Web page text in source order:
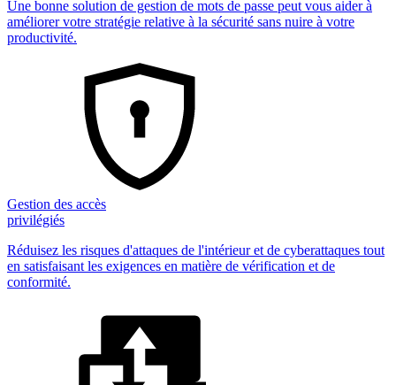
Une bonne solution de gestion de mots de passe peut vous aider à
améliorer votre stratégie relative à la sécurité sans nuire à votre
productivité.
Gestion des accès
privilégiés
Réduisez les risques d'attaques de l'intérieur et de cyberattaques tout
en satisfaisant les exigences en matière de vérification et de
conformité.